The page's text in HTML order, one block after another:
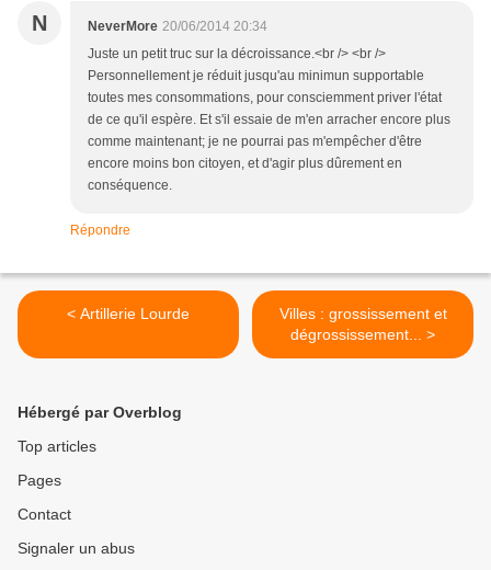
N NeverMore 20/06/2014 20:34
Juste un petit truc sur la décroissance.<br /> <br />
Personnellement je réduit jusqu'au minimun supportable
toutes mes consommations, pour consciemment priver l'état
de ce qu'il espère. Et s'il essaie de m'en arracher encore plus
comme maintenant; je ne pourrai pas m'empêcher d'être
encore moins bon citoyen, et d'agir plus dûrement en
conséquence.
Répondre
< Artillerie Lourde
Villes : grossissement et
dégrossissement... >
Hébergé par Overblog
Top articles
Pages
Contact
Signaler un abus